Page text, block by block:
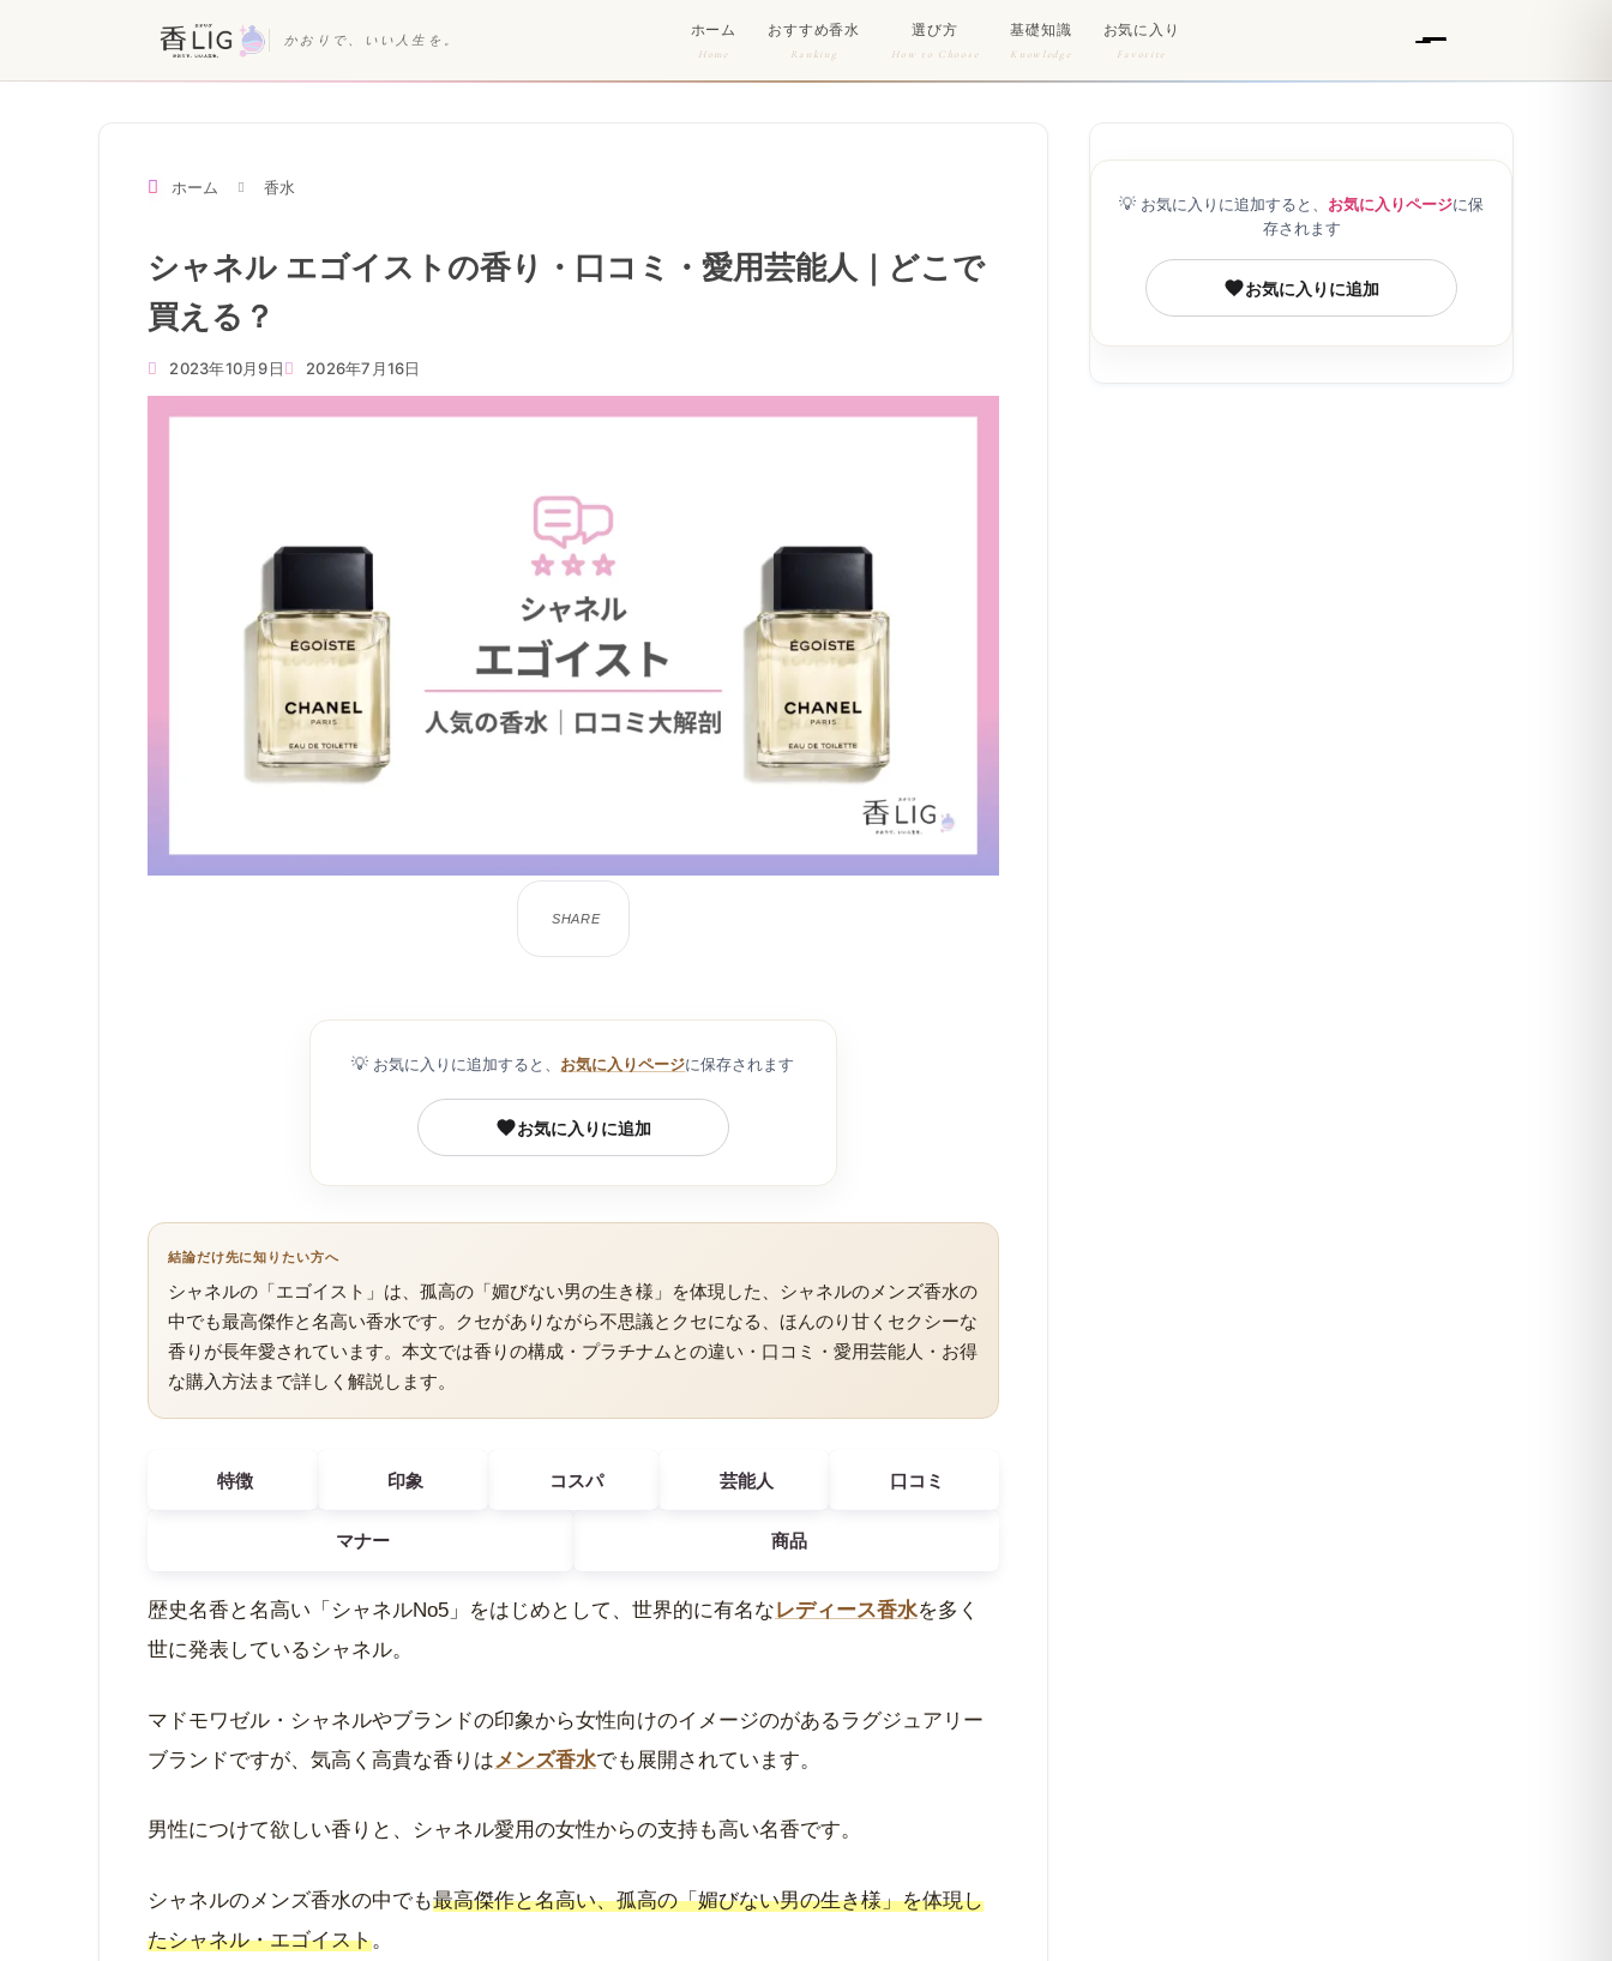
かおりで、いい人生を。
ホーム
Home
おすすめ香水
Ranking
選び方
How to Choose
基礎知識
Knowledge
お気に入り
Favorite
ホーム 香水
シャネル エゴイストの香り・口コミ・愛用芸能人｜どこで
買える？
2023年10月9日 2026年7月16日
💡 お気に入りに追加すると、 お気に入りページに保存されます
お気に入りに追加
結論だけ先に知りたい方へ
シャネルの「エゴイスト」は、孤高の「媚びない男の生き様」を体現した、シャネルのメンズ香水の
中でも最高傑作と名高い香水です。クセがありながら不思議とクセになる、ほんのり甘くセクシーな
香りが長年愛されています。本文では香りの構成・プラチナムとの違い・口コミ・愛用芸能人・お得
な購入方法まで詳しく解説します。
特徴 印象 コスパ 芸能人 口コミ
マナー 商品
歴史名香と名高い「シャネルNo5」をはじめとして、世界的に有名なレディース香水を多く
世に発表しているシャネル。
マドモワゼル・シャネルやブランドの印象から女性向けのイメージのがあるラグジュアリー
ブランドですが、気高く高貴な香りは メンズ香水でも展開されています。
男性につけて欲しい香りと、シャネル愛用の女性からの支持も高い名香です。
シャネルのメンズ香水の中でも最高傑作と名高い、孤高の「媚びない男の生き様」を体現し
たシャネル・エゴイスト。
💡 お気に入りに追加すると、 お気に入りページに保
存されます
お気に入りに追加